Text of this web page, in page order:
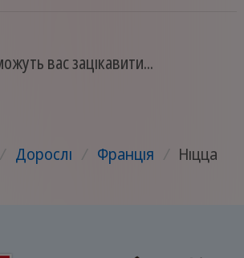
вас зацікавити...
/ Дорослі / Франція / Ніцца